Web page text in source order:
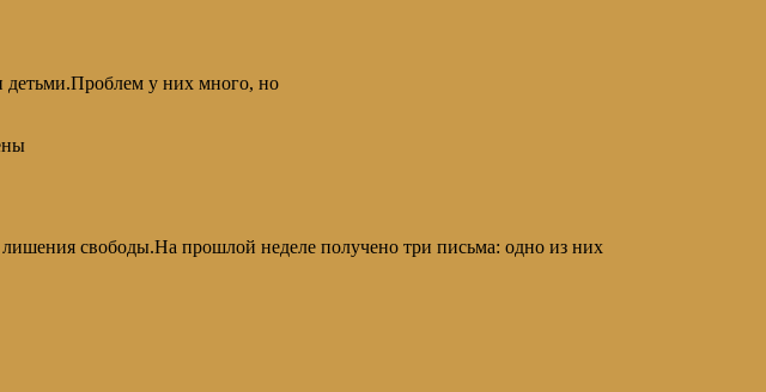
детьми.Проблем у них много, но
свободы.На прошлой неделе получено три письма: одно из них